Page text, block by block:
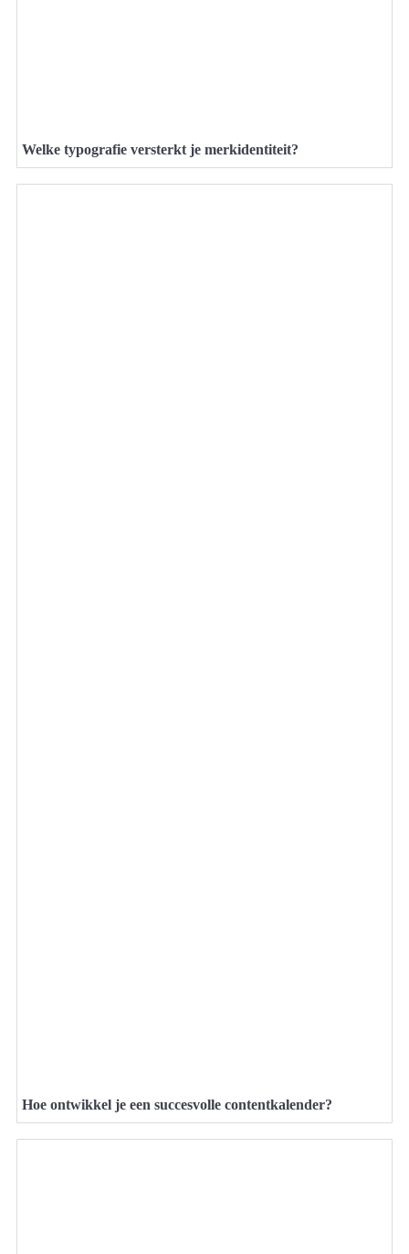
Welke typografie versterkt je merkidentiteit?
Hoe ontwikkel je een succesvolle contentkalender?